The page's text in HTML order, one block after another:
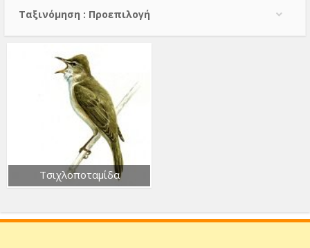
Тαξινόμηση : Προεπιλογή
Τσιχλοποταμίδα